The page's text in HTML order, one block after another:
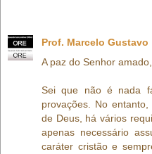
Prof. Marcelo Gustavo
A paz do Senhor amado,
Sei que não é nada
provações. No
de Deus, há vários
apenas necessário
caráter cristão e